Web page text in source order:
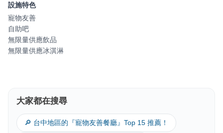
設施特色
寵物友善
自助吧
無限量供應飲品
無限量供應冰淇淋
大家都在搜尋
🔎 台中地區的『寵物友善餐廳』Top 15 推薦！